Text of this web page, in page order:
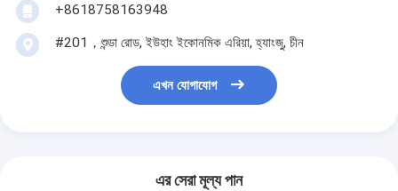
+8618758163948
#201，শুন্ডা রোড, ইউহাং ইকোনমিক এরিয়া, হ্যাংজু, চীন
এখন যোগাযোগ
এর সেরা মূল্য পান